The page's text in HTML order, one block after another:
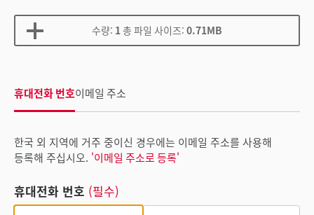
수량: 1총 파일 사이즈: 0.71MB
휴대전화 번호이메일 주소
한국 외 지역에 거주 중이신 경우에는 이메일 주소를 사용해
등록해 주십시오. '이메일 주소로 등록'
휴대전화 번호 (필수)